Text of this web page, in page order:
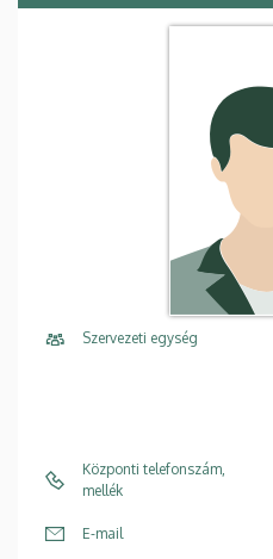
Szervezeti egység
Központi telefonszám,
mellék
E-mail